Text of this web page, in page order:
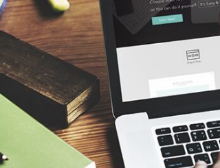
CASA SI GRADINA